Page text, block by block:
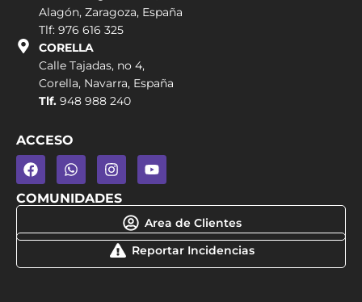
Alagón, Zaragoza, España
Tlf: 976 616 325
CORELLA
Calle Tajadas, no 4,
Corella, Navarra, España
Tlf. 948 988 240
ACCESO
COMUNIDADES
Area de Clientes
Reportar Incidencias